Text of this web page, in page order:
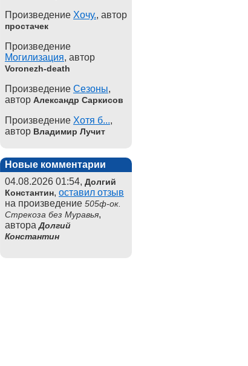
Произведение Хочу., автор
простачек
Произведение
Могилизация, автор
Voronezh-death
Произведение Сезоны,
автор Александр Саркисов
Произведение Хотя б...,
автор Владимир Лучит
Новые комментарии
04.08.2026 01:54, Долгий
Константин, оставил отзыв
на произведение 505ф-ок.
Стрекоза без Муравья,
автораДолгий
Константин